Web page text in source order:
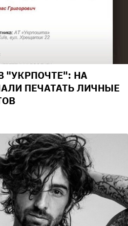
"УКРПОЧТЕ": НА
ПЕЧАТАТЬ ЛИЧНЫЕ